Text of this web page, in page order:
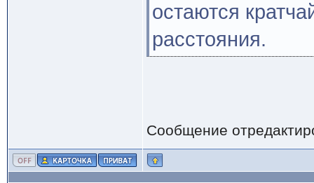
остаются
расстояния.
Сообщение